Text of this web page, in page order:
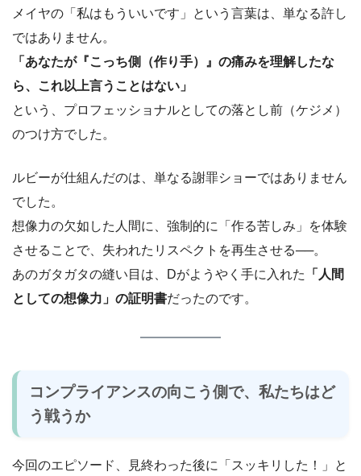
メイヤの「私はもういいです」という言葉は、単なる許し
ではありません。
「あなたが『こっち側（作り手）』の痛みを理解したな
ら、これ以上言うことはない」
という、プロフェッショナルとしての落とし前（ケジメ）
のつけ方でした。
ルビーが仕組んだのは、単なる謝罪ショーではありません
でした。
想像力の欠如した人間に、強制的に「作る苦しみ」を体験
させることで、失われたリスペクトを再生させる──。
あのガタガタの縫い目は、Dがようやく手に入れた
「人間
としての想像力」の証明書だったのです。
コンプライアンスの向こう側で、私たちはど
う戦うか
今回のエピソード、見終わった後に「スッキリした！」と